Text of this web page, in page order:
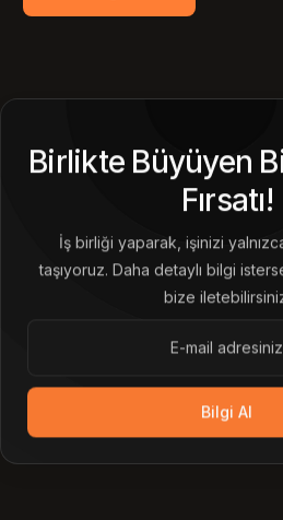
Birlikte Büyüyen
Fırsatı!
İş birliği yaparak, işinizi
taşıyoruz. Daha detaylı bilgi
bize
Bilgi Al